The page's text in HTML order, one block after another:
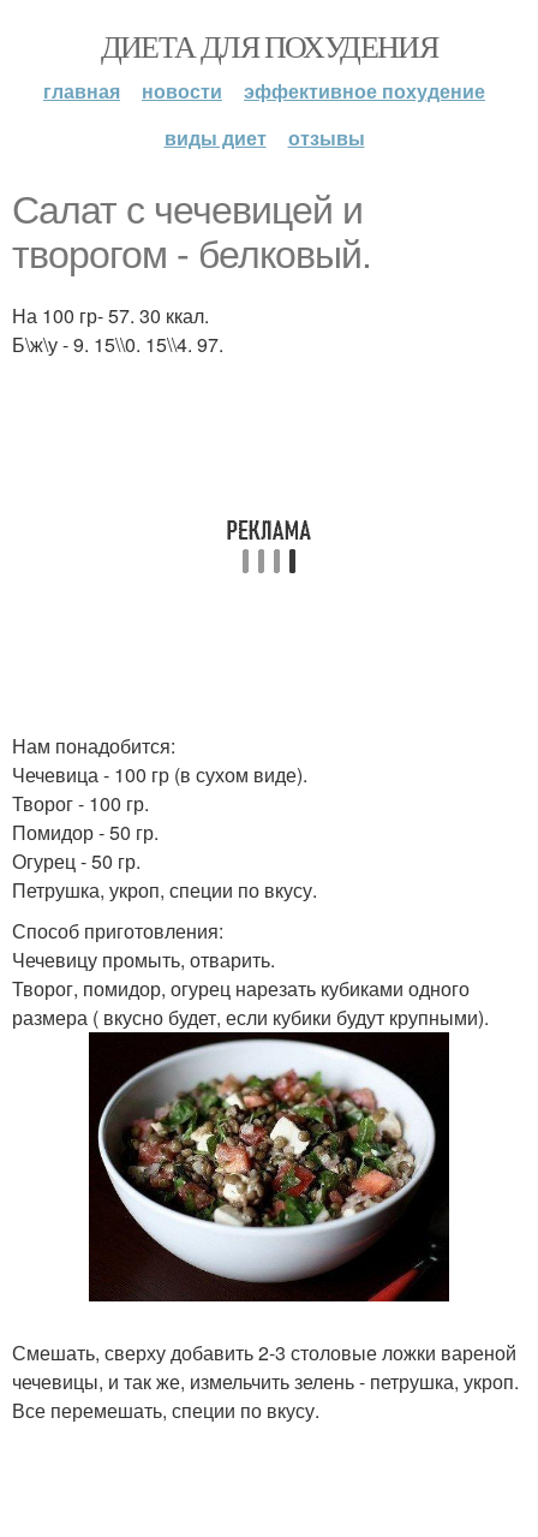
ДИЕТА ДЛЯ ПОХУДЕНИЯ
главная новости
эффективное похудение
виды диет
отзывы
Салат с чечевицей и
творогом - белковый.
На 100 гр- 57. 30 ккал.
Б\ж\у - 9. 15\\0. 15\\4. 97.
Нам понадобится:
Чечевица - 100 гр (в сухом виде).
Творог - 100 гр.
Помидор - 50 гр.
Огурец - 50 гр.
Петрушка, укроп, специи по вкусу.
Способ приготовления:
Чечевицу промыть, отварить.
Творог, помидор, огурец нарезать кубиками одного
размера ( вкусно будет, если кубики будут крупными).
Смешать, сверху добавить 2-3 столовые ложки вареной
чечевицы, и так же, измельчить зелень - петрушка, укроп.
Все перемешать, специи по вкусу.